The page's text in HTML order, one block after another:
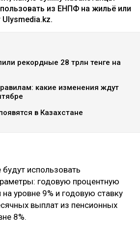
из ЕНПФ на жильё или
рекордные 28 трлн тенге на
какие изменения ждут
в Казахстане
будут использовать
годовую процентную
уровне 9% и годовую ставку
выплат из пенсионных
8%.